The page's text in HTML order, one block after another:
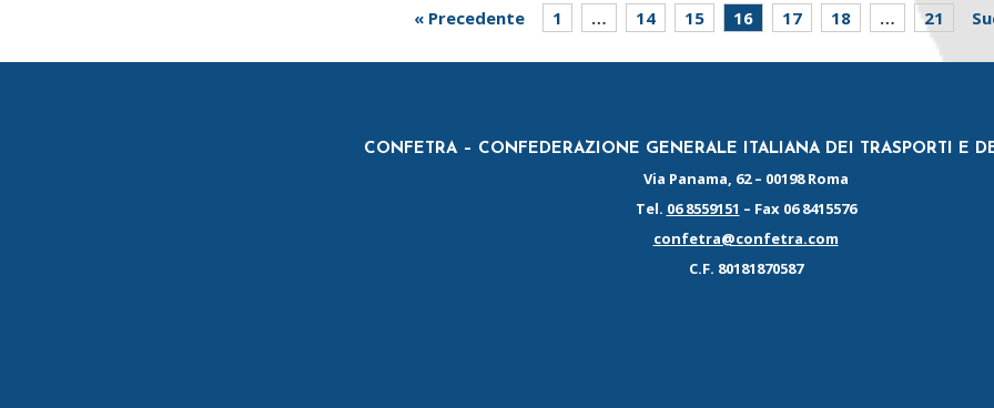
« Precedente 1 … 14 15 16 17 18 … 21
CONFETRA – CONFEDERAZIONE GENERALE ITALIANA DEI TRASPORTI E
Via Panama, 62 – 00198 Roma
Tel. 06 8559151 – Fax 06 8415576
confetra@confetra.com
C.F. 80181870587